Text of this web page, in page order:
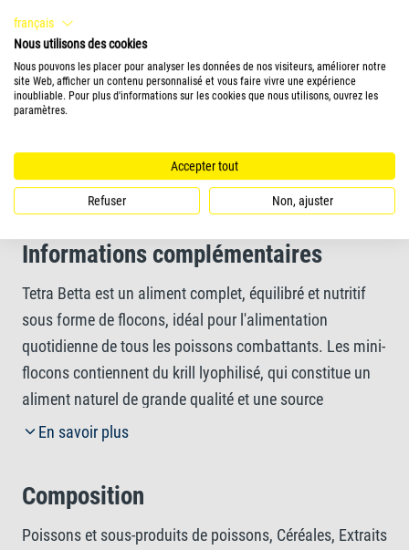
Mini-flocons très digestes et faciles à ingérer pour une
eau propre et de meilleure qualité
Forme de l'aliment
flocons
Informations complémentaires
Tetra Betta est un aliment complet, équilibré et nutritif
sous forme de flocons, idéal pour l'alimentation
quotidienne de tous les poissons combattants. Les mini-
flocons contiennent du krill lyophilisé, qui constitue un
aliment naturel de grande qualité et une source
d'activateurs de couleur naturels. Cet aliment contient
bonne santé. Cette recette exclusive, qui contient des
ingrédients naturels de grande qualité, sans colorants ni
En savoir plus
Composition
Poissons et sous-produits de poissons, Céréales, Extraits
français
Nous utilisons des cookies
Nous pouvons les placer pour analyser les données de nos visiteurs, améliorer notre
site Web, afficher un contenu personnalisé et vous faire vivre une expérience
inoubliable. Pour plus d'informations sur les cookies que nous utilisons, ouvrez les
paramètres.
Accepter tout
Refuser Non, ajuster